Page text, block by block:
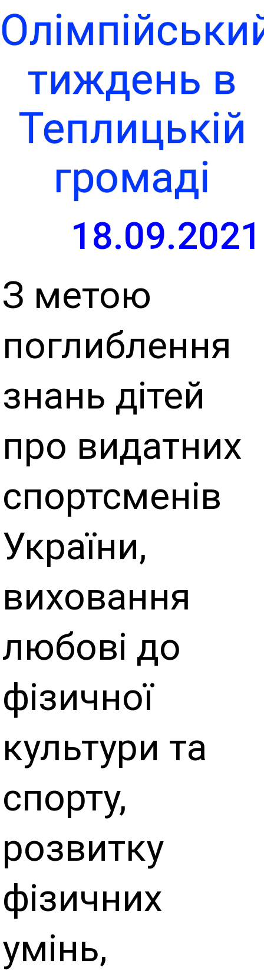
тиждень в
Теплицькій
громаді
18.09.2021
З метою
поглиблення
знань дітей
про видатних
спортсменів
України,
виховання
любові до
фізичної
культури та
спорту,
розвитку
фізичних
умінь,